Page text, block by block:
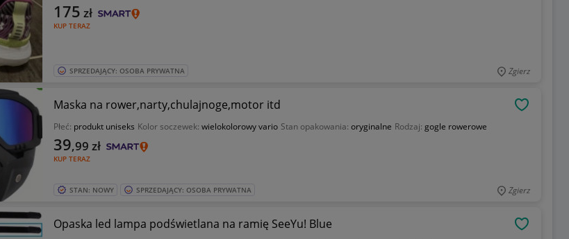
KUP TERAZ
175 zł
SPRZEDAJĄCY: OSOBA PRYWATNA Zgierz
Maska na rower,narty,chulajnoge,motor itd
Płeć: produkt uniseks Kolor soczewek: wielokolorowy vario Stan opakowania: oryginalne Rodzaj: gogle rowerowe
KUP TERAZ
39,99 zł
STAN: NOWY SPRZEDAJĄCY: OSOBA PRYWATNA Zgierz
Opaska led lampa podświetlana na ramię SeeYu! Blue